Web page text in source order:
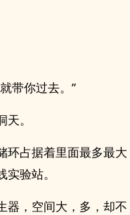
带你过去。”
。
环占据着里面最多最大
验站。
器，空间大，多，却不